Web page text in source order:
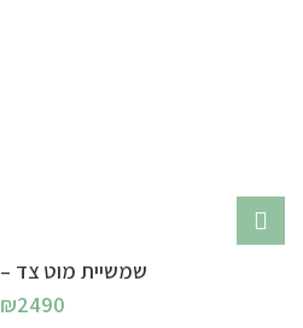
שמשיית מוט צד – 3×3 מטר
₪2490